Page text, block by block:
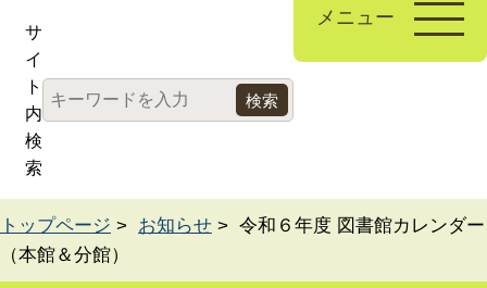
サ
イ
ト
内
検
索
メニュー
トップページ > お知らせ > 令和６年度 図書館カレンダー
（本館＆分館）